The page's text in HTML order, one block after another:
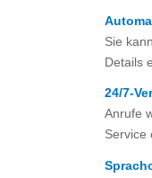
Sie
Details
24/7-
Anrufe
Service